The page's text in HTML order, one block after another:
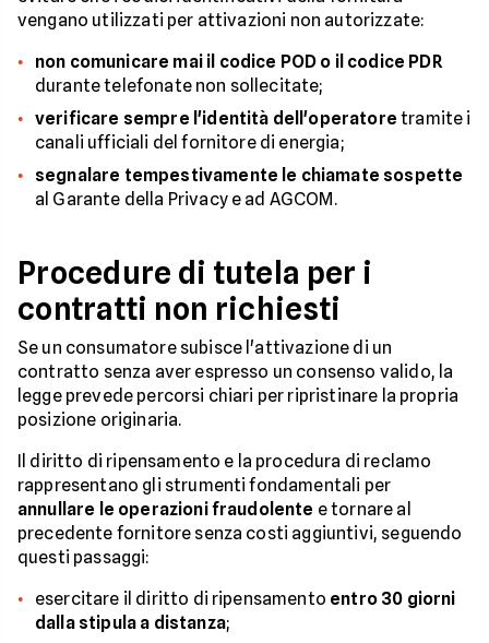
vengano utilizzati per attivazioni non autorizzate:
non comunicare mai il codice POD o il codice PDR
durante telefonate non sollecitate;
verificare sempre l'identità dell'operatore tramite i
canali ufficiali del fornitore di energia;
segnalare tempestivamente le chiamate sospette
al Garante della Privacy e ad AGCOM.
Procedure di tutela per i
contratti non richiesti
Se un consumatore subisce l'attivazione di un
contratto senza aver espresso un consenso valido, la
legge prevede percorsi chiari per ripristinare la propria
posizione originaria.
Il diritto di ripensamento e la procedura di reclamo
rappresentano gli strumenti fondamentali per
annullare le operazioni fraudolente e tornare al
precedente fornitore senza costi aggiuntivi, seguendo
questi passaggi:
esercitare il diritto di ripensamento entro 30 giorni
dalla stipula a distanza;